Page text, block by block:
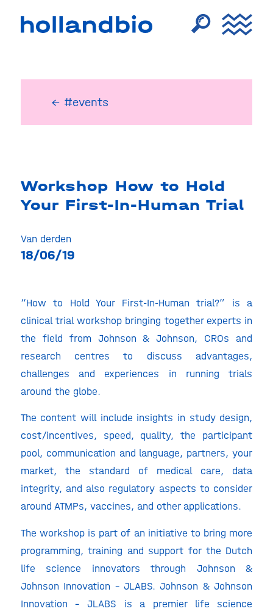
← #events
Workshop How to Hold
Your First-In-Human Trial
Van derden
18/06/19
“How to Hold Your First-In-Human trial?” is a
clinical trial workshop bringing together experts in
the field from Johnson & Johnson, CROs and
research centres to discuss advantages,
challenges and experiences in running trials
around the globe.
The content will include insights in study design,
cost/incentives, speed, quality, the participant
pool, communication and language, partners, your
market, the standard of medical care, data
integrity, and also regulatory aspects to consider
around ATMPs, vaccines, and other applications.
The workshop is part of an initiative to bring more
programming, training and support for the Dutch
life science innovators through Johnson &
Johnson Innovation – JLABS. Johnson & Johnson
Innovation – JLABS is a premier life science